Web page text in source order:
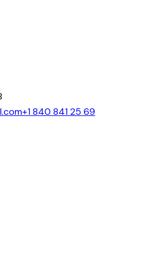
+1 840 841 25 69